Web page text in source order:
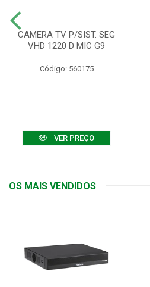
CAMERA TV P/SIST. SEG
VHD 1220 D MIC G9
Código: 560175
VER PREÇO
OS MAIS VENDIDOS